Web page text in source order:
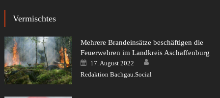
Vermischtes
Mehrere Brandeinsätze beschäftigen die
Feuerwehren im Landkreis Aschaffenburg
Posted
on
17. August 2022
Redaktion Bachgau.Social